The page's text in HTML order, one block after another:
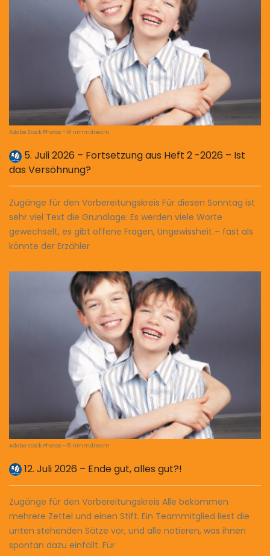
Adobe Stock Photos – © rimmdream
5. Juli 2026 – Fortsetzung aus Heft 2 -2026 – Ist
das Versöhnung?
Zugänge für den ­Vorbereitungskreis Für diesen Sonntag ist
sehr viel Text die Grundlage: Es werden viele Worte
gewechselt, es gibt offene Fragen, Ungewissheit – fast als
könnte der Erzähler
Adobe Stock Photos – © rimmdream
12. Juli 2026 – Ende gut, alles gut?!
Zugänge für den ­Vorbereitungskreis Alle bekommen
mehrere Zettel und einen Stift. Ein Teammitglied liest die
unten stehenden Sätze vor, und alle notieren, was ihnen
spontan dazu einfällt. Für